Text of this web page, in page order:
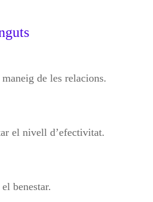
de les relacions.
el nivell d’efectivitat.
benestar.